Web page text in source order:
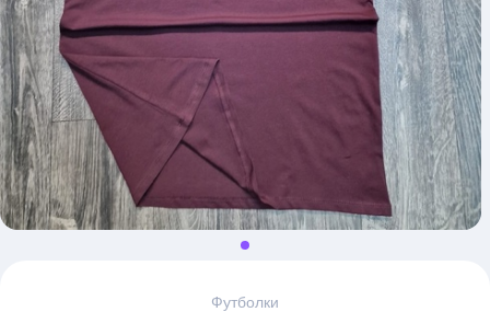
Футболки